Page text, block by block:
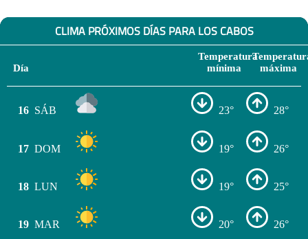
CLIMA PRÓXIMOS DÍAS PARA LOS CABOS
Día
Temperatura
mínima
máxima
16 SÁB 23° 28°
17 DOM 19° 26°
18 LUN 19° 25°
19 MAR 20° 26°